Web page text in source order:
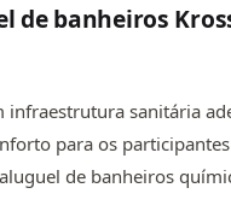
de banheiros
sanitária
para os
de banheiros